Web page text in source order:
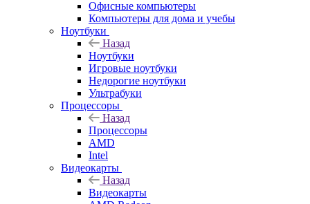
Офисные компьютеры
Компьютеры для дома и учебы
Ноутбуки
Назад
Ноутбуки
Игровые ноутбуки
Недорогие ноутбуки
Ультрабуки
Процессоры
Назад
Процессоры
AMD
Intel
Видеокарты
Назад
Видеокарты